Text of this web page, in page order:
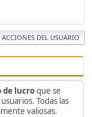
de lucroque se
Todas las
valiosas.
ACCIONES DEL USUARIO